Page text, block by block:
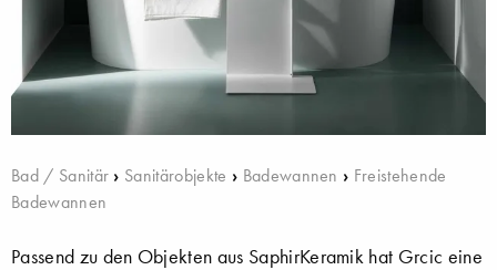
Bad / Sanitär › Sanitärobjekte › Badewannen › Freistehende
Badewannen
Passend zu den Objekten aus SaphirKeramik hat Grcic eine